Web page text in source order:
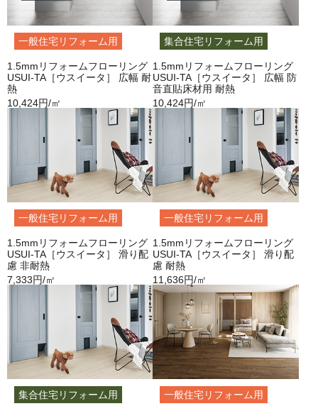
一般住宅リフォーム用
1.5mmリフォームフローリング
USUI-TA［ウスイータ］ 広幅 耐
熱
10,424円/㎡
集合住宅リフォーム用
1.5mmリフォームフローリング
USUI-TA［ウスイータ］ 広幅 防
音直貼床材用 耐熱
10,424円/㎡
一般住宅リフォーム用
1.5mmリフォームフローリング
USUI-TA［ウスイータ］ 滑り配
慮 非耐熱
7,333円/㎡
一般住宅リフォーム用
1.5mmリフォームフローリング
USUI-TA［ウスイータ］ 滑り配
慮 耐熱
11,636円/㎡
集合住宅リフォーム用 一般住宅リフォーム用